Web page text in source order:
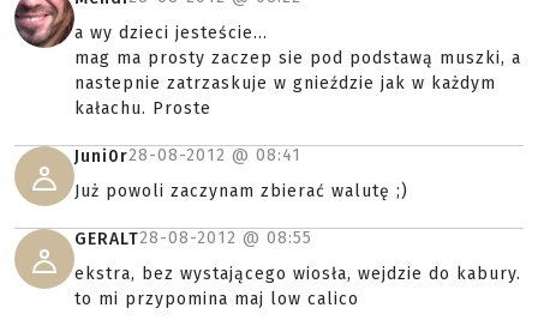
a wy dzieci jesteście...
mag ma prosty zaczep sie pod podstawą muszki, a
nastepnie zatrzaskuje w gnieździe jak w każdym
kałachu. Proste
Juni0r28-08-2012 @ 08:41
Już powoli zaczynam zbierać walutę ;)
GERALT28-08-2012 @ 08:55
ekstra, bez wystającego wiosła, wejdzie do kabury.
to mi przypomina maj low calico